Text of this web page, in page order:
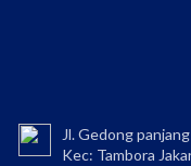
Jl. Gedong
Kec: Tambora